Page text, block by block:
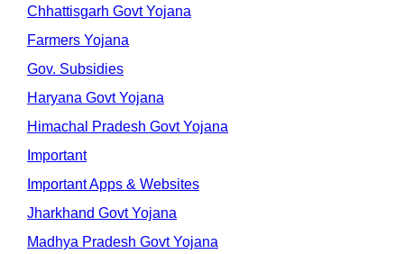
Chhattisgarh Govt Yojana
Farmers Yojana
Gov. Subsidies
Haryana Govt Yojana
Himachal Pradesh Govt Yojana
Important
Important Apps & Websites
Jharkhand Govt Yojana
Madhya Pradesh Govt Yojana